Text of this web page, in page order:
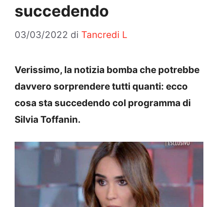
succedendo
03/03/2022 di Tancredi L
Verissimo, la notizia bomba che potrebbe
davvero sorprendere tutti quanti: ecco
cosa sta succedendo col programma di
Silvia Toffanin.